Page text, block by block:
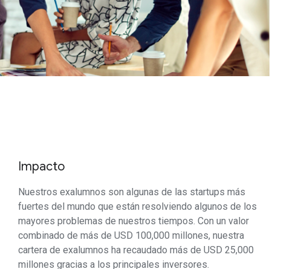
Impacto
Nuestros exalumnos son algunas de las startups más
fuertes del mundo que están resolviendo algunos de los
mayores problemas de nuestros tiempos. Con un valor
combinado de más de USD 100,000 millones, nuestra
cartera de exalumnos ha recaudado más de USD 25,000
millones gracias a los principales inversores.